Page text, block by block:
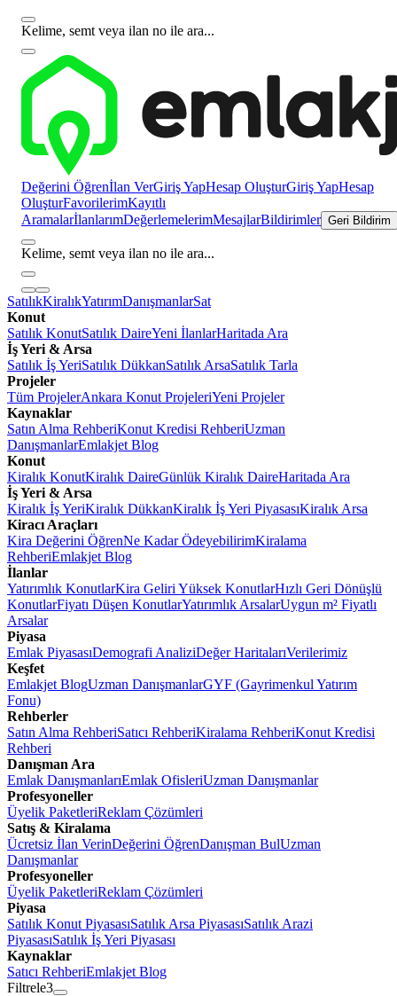
Kelime, semt veya ilan no ile ara...
Değerini Öğrenİlan VerGiriş YapHesap OluşturGiriş YapHesap
OluşturFavorilerimKayıtlı
AramalarİlanlarımDeğerlemelerimMesajlarBildirimler Geri Bildirim
Kelime, semt veya ilan no ile ara...
SatılıkKiralıkYatırımDanışmanlarSat
Konut
Satılık KonutSatılık DaireYeni İlanlarHaritada Ara
İş Yeri & Arsa
Satılık İş YeriSatılık DükkanSatılık ArsaSatılık Tarla
Projeler
Tüm ProjelerAnkara Konut ProjeleriYeni Projeler
Kaynaklar
Satın Alma RehberiKonut Kredisi RehberiUzman
DanışmanlarEmlakjet Blog
Konut
Kiralık KonutKiralık DaireGünlük Kiralık DaireHaritada Ara
İş Yeri & Arsa
Kiralık İş YeriKiralık DükkanKiralık İş Yeri PiyasasıKiralık Arsa
Kiracı Araçları
Kira Değerini ÖğrenNe Kadar ÖdeyebilirimKiralama
RehberiEmlakjet Blog
İlanlar
Yatırımlık KonutlarKira Geliri Yüksek KonutlarHızlı Geri Dönüşlü
KonutlarFiyatı Düşen KonutlarYatırımlık ArsalarUygun m² Fiyatlı
Arsalar
Piyasa
Emlak PiyasasıDemografi AnaliziDeğer HaritalarıVerilerimiz
Keşfet
Emlakjet BlogUzman DanışmanlarGYF (Gayrimenkul Yatırım
Fonu)
Rehberler
Satın Alma RehberiSatıcı RehberiKiralama RehberiKonut Kredisi
Rehberi
Danışman Ara
Emlak DanışmanlarıEmlak OfisleriUzman Danışmanlar
Profesyoneller
Üyelik PaketleriReklam Çözümleri
Satış & Kiralama
Ücretsiz İlan VerinDeğerini ÖğrenDanışman BulUzman
Danışmanlar
Profesyoneller
Üyelik PaketleriReklam Çözümleri
Piyasa
Satılık Konut PiyasasıSatılık Arsa PiyasasıSatılık Arazi
PiyasasıSatılık İş Yeri Piyasası
Kaynaklar
Satıcı RehberiEmlakjet Blog
Filtrele3